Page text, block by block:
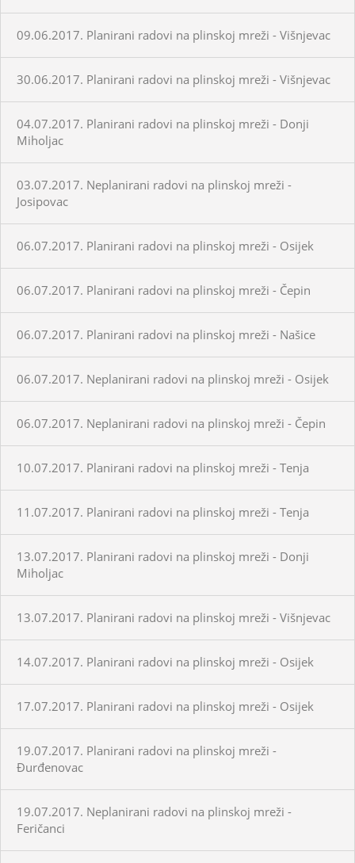
09.06.2017. Planirani radovi na plinskoj mreži - Višnjevac
30.06.2017. Planirani radovi na plinskoj mreži - Višnjevac
04.07.2017. Planirani radovi na plinskoj mreži - Donji
Miholjac
03.07.2017. Neplanirani radovi na plinskoj mreži -
Josipovac
06.07.2017. Planirani radovi na plinskoj mreži - Osijek
06.07.2017. Planirani radovi na plinskoj mreži - Čepin
06.07.2017. Planirani radovi na plinskoj mreži - Našice
06.07.2017. Neplanirani radovi na plinskoj mreži - Osijek
06.07.2017. Neplanirani radovi na plinskoj mreži - Čepin
10.07.2017. Planirani radovi na plinskoj mreži - Tenja
11.07.2017. Planirani radovi na plinskoj mreži - Tenja
13.07.2017. Planirani radovi na plinskoj mreži - Donji
Miholjac
13.07.2017. Planirani radovi na plinskoj mreži - Višnjevac
14.07.2017. Planirani radovi na plinskoj mreži - Osijek
17.07.2017. Planirani radovi na plinskoj mreži - Osijek
19.07.2017. Planirani radovi na plinskoj mreži -
Đurđenovac
19.07.2017. Neplanirani radovi na plinskoj mreži -
Feričanci